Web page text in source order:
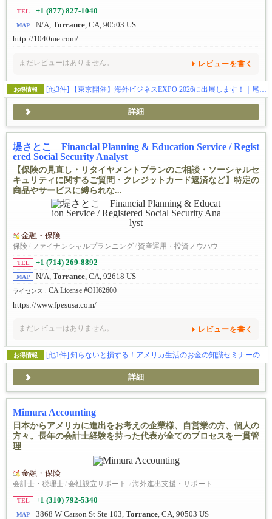
TEL +1 (877) 827-1040
MAP N/A, Torrance, CA, 90503 US
http://1040me.com/
まだレビューはありません。 レビューを書く
お得情報 [他3件] 【東京開催】海外ビジネスEXPO 2026に出展します！｜尾崎真由美会計事務所
詳細
堤さとこ Financial Planning & Education Service / Regist
ered Social Security Analyst
【保険の見直し・リタイヤメントプランのご相談・ソーシャルセ
キュリティに関するご質問・クレジットカード返済など】特定の
商品やサービスに縛られな...
金融・保険
保険/ ファイナンシャルプランニング/ 資産運用・投資ノウハウ
TEL +1 (714) 269-8892
MAP N/A, Torrance, CA, 92618 US
ライセンス : CA License #OH62600
https://www.fpesusa.com/
まだレビューはありません。 レビューを書く
お得情報 [他1件] 知らないと損する！アメリカ生活のお金の知識セミナーのご紹介
詳細
Mimura Accounting
日本からアメリカに進出をお考えの企業様、自営業の方、個人の
方々。長年の会計士経験を持った代表が全てのプロセスを一貫管
理
金融・保険
会計士・税理士/会社設立サポート /海外進出支援・サポート
TEL +1 (310) 792-5340
MAP 3868 W Carson St Ste 103, Torrance, CA, 90503 US